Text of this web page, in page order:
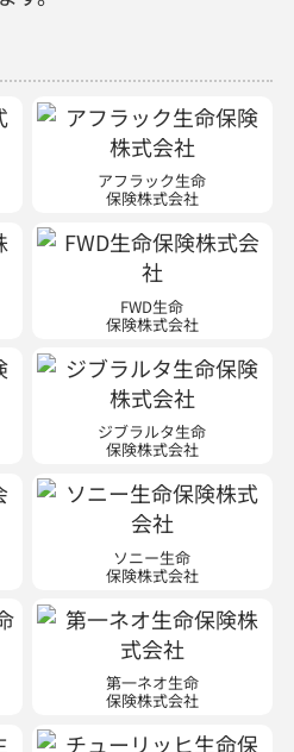
アフラック生命
保険株式会社
FWD生命
保険株式会社
ジブラルタ生命
保険株式会社
ソニー生命
保険株式会社
第一ネオ生命
保険株式会社